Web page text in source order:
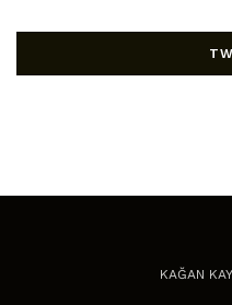
KAĞAN